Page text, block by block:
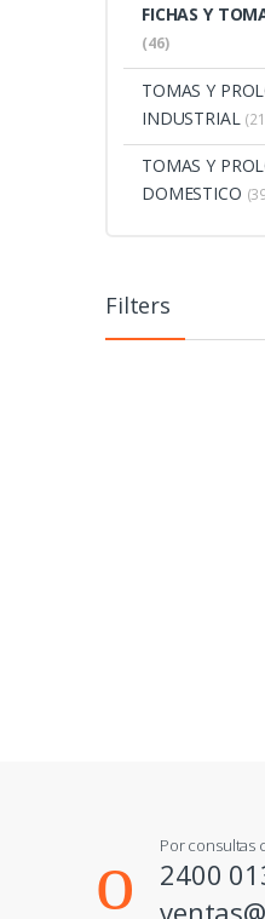
FICHAS Y
(46)
TOMAS Y
INDUSTRIAL
TOMAS Y
DOMESTICO
Filters
Por consultas
2400